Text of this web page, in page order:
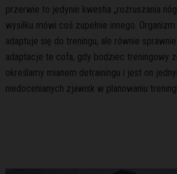
przerwie to jedynie kwestia „rozruszania
wysiłku mówi coś zupełnie innego.
adaptuje się do treningu, ale równie
adaptacje te cofa, gdy bodziec treningowy
określamy mianem detrainingu i jest on
niedocenianych zjawisk w planowaniu